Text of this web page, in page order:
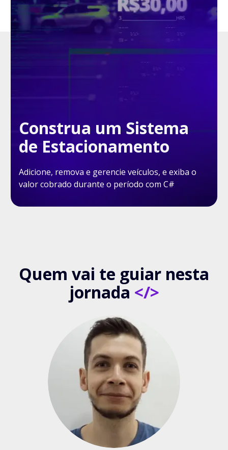
Construa um Sistema
de Estacionamento
Adicione, remova e gerencie veículos, e exiba o
valor cobrado durante o período com C#
Quem vai te guiar nesta
jornada </>